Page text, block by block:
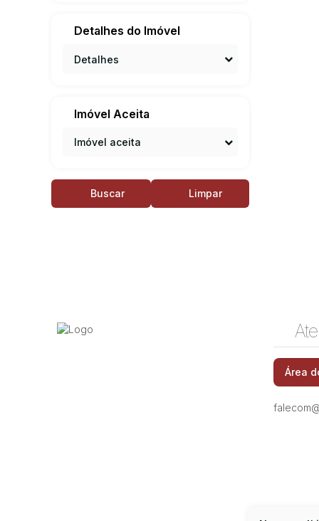
Detalhes do Imóvel
Detalhes
Imóvel Aceita
Imóvel aceita
Buscar Limpar
Área